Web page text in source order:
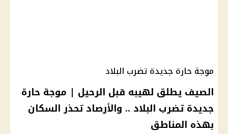
موجة حارة جديدة تضرب البلاد
الصيف يطلق لهيبه قبل الرحيل | موجة حارة
جديدة تضرب البلاد .. والأرصاد تحذر السكان
بهذه المناطق